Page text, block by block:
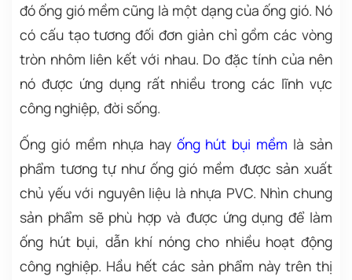
đó ống gió mềm cũng là một dạng của ống gió. Nó
có cấu tạo tương đối đơn giản chỉ gồm các vòng
tròn nhôm liên kết với nhau. Do đặc tính của nên
nó được ứng dụng rất nhiều trong các lĩnh vực
công nghiệp, đời sống.
Ống gió mềm nhựa hay ống hút bụi mềm là sản
phẩm tương tự như ống gió mềm được sản xuất
chủ yếu với nguyên liệu là nhựa PVC. Nhìn chung
sản phẩm sẽ phù hợp và được ứng dụng để làm
ống hút bụi, dẫn khí nóng cho nhiều hoạt động
công nghiệp. Hầu hết các sản phẩm này trên thị